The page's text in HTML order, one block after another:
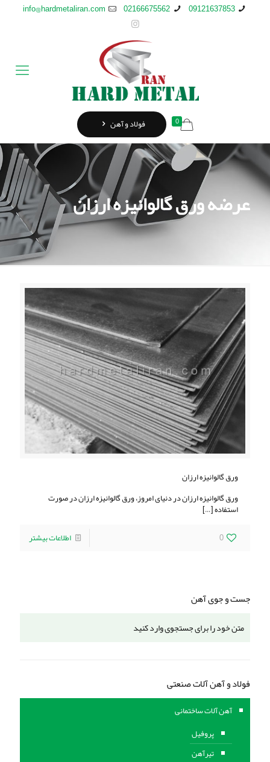
09121637853
02166675562
info@hardmetaliran.com
0 فولاد و آهن
عرضه ورق گالوانیزه ارزان
ورق گالوانیزه ارزان
ورق گالوانیزه ارزان در دنیای امروز، ورق گالوانیزه ارزان در صورت
استفاده[…]
0
اطلاعات بیشتر
جست و جوی آهن
فولاد و آهن آلات صنعتی
آهن آلات ساختمانی
پروفیل
تیرآهن